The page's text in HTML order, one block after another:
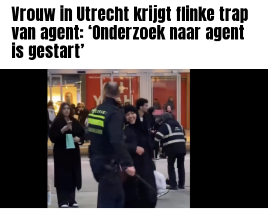
Vrouw in Utrecht krijgt flinke trap
van agent: ‘Onderzoek naar agent
is gestart’